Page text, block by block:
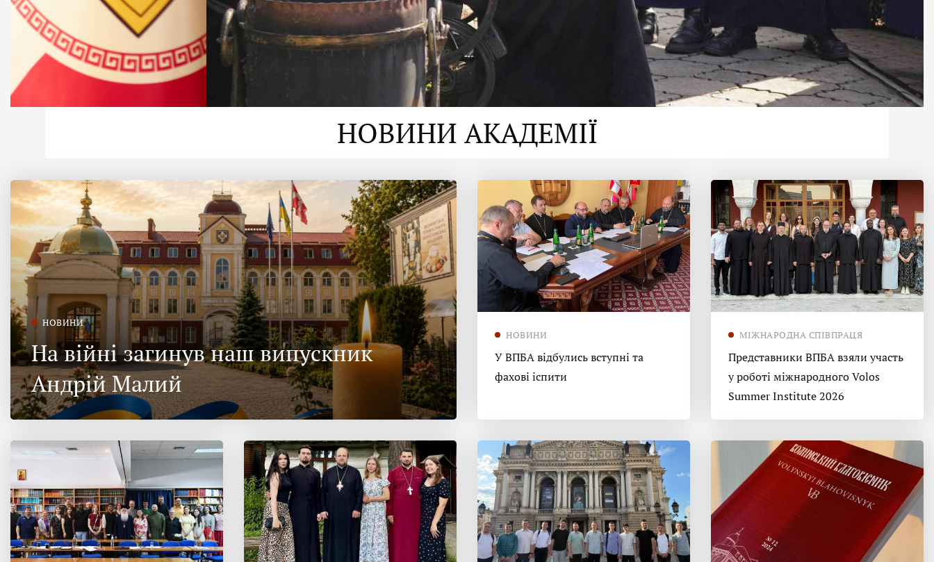
2/6
НОВИНИ АКАДЕМІЇ
НОВИНИ
На війні загинув наш випускник
Андрій Малий
НОВИНИ
У ВПБА відбулись вступні та
фахові іспити
МІЖНАРОДНА СПІВПРАЦЯ
Представники ВПБА взяли участь
у роботі міжнародного Volos
Summer Institute 2026